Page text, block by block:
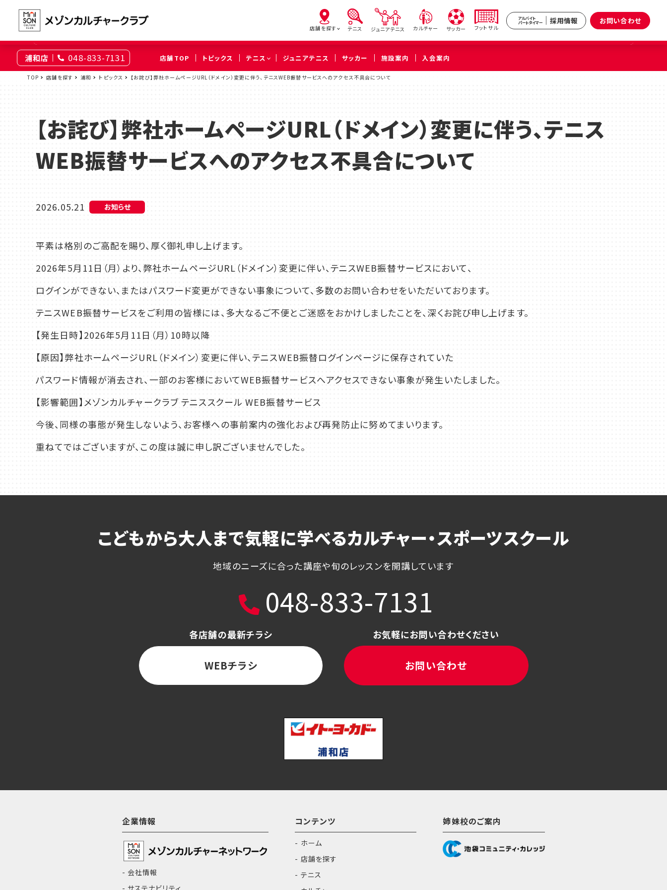
店舗を探す
東京
綾瀬 大井町 亀有 北砂
神奈川
伊勢原
（伊勢原市）
相模原
（相模原市南区）
橋本
（相模原市緑区）
溝の口
（川崎市高津区）
武蔵小杉
（川崎市中原区）
上尾
（上尾市）
蘇我
（千葉市中央区）
大阪
鳳
（堺市西区）
八尾
（八尾市）
店舗一覧
テニス ジュニアテニス カルチャー サッカー フットサル
アルバイト
パートタイマー 採用情報 お問い合わせ
浦和店 048-833-7131 店舗TOP トピックス テニス ジュニアテニス サッカー 施設案内 入会案内
TOP 店舗を探す 浦和 トピックス 【お詫び】弊社ホームページURL（ドメイン）変更に伴う、テニスWEB振替サービスへのアクセス不具合について
【お詫び】弊社ホームページURL（ドメイン）変更に伴う、テニス
WEB振替サービスへのアクセス不具合について
2026.05.21 お知らせ
平素は格別のご高配を賜り、厚く御礼申し上げます。
2026年5月11日（月）より、弊社ホームページURL（ドメイン）変更に伴い、テニスWEB振替サービスにおいて、
ログインができない、またはパスワード変更ができない事象について、多数のお問い合わせをいただいております。
テニスWEB振替サービスをご利用の皆様には、多大なるご不便とご迷惑をおかけしましたことを、深くお詫び申し上げます。
【発生日時】2026年5月11日（月）10時以降
【原因】弊社ホームページURL（ドメイン）変更に伴い、テニスWEB振替ログインページに保存されていた
パスワード情報が消去され、一部のお客様においてWEB振替サービスへアクセスできない事象が発生いたしました。
【影響範囲】メゾンカルチャークラブ テニススクール WEB振替サービス
今後、同様の事態が発生しないよう、お客様への事前案内の強化および再発防止に努めてまいります。
重ねてではございますが、この度は誠に申し訳ございませんでした。
こどもから大人まで気軽に学べるカルチャー・スポーツスクール
地域のニーズに合った講座や旬のレッスンを開講しています
048-833-7131
各店舗の最新チラシ
WEBチラシ
お気軽にお問い合わせください
お問い合わせ
企業情報
会社情報
サステナビリティ
コンテンツ
ホーム
店舗を探す
テニス
姉妹校のご案内